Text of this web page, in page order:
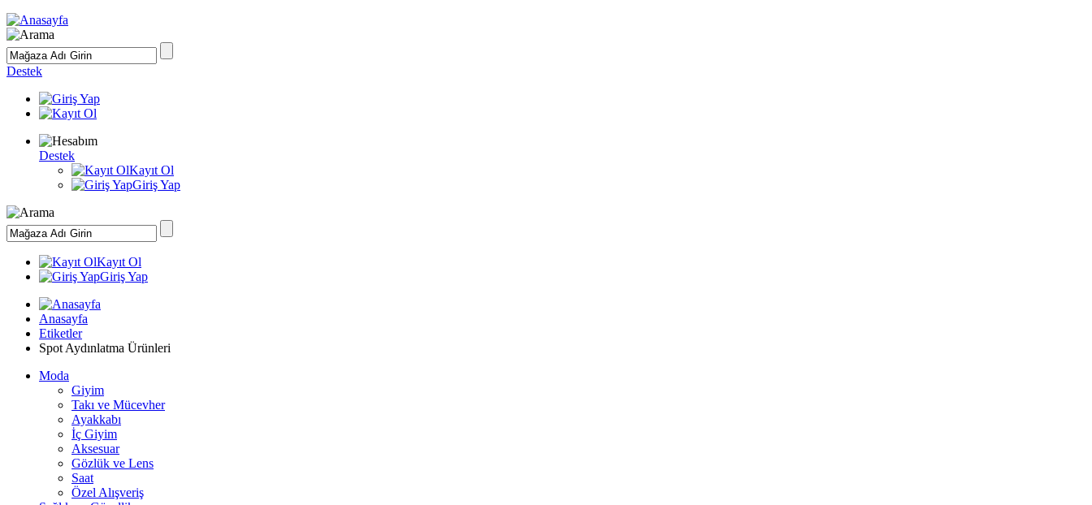
Destek
Destek
Kayıt Ol
Giriş Yap
Kayıt Ol
Giriş Yap
Anasayfa
Etiketler
Spot Aydınlatma Ürünleri
Moda
Giyim
Takı ve Mücevher
Ayakkabı
İç Giyim
Aksesuar
Gözlük ve Lens
Saat
Özel Alışveriş